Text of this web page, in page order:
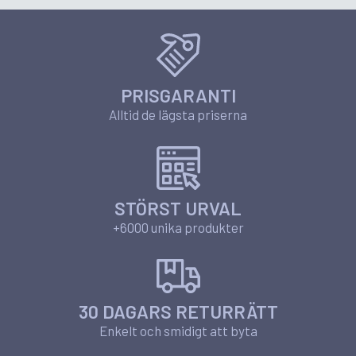
PRISGARANTI
Alltid de lägsta priserna
STÖRST URVAL
+6000 unika produkter
30 DAGARS RETURRÄTT
Enkelt och smidigt att byta